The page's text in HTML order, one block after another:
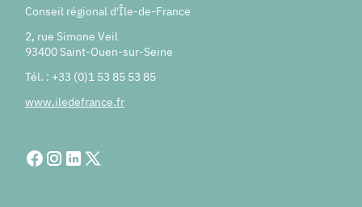
Conseil régional d'Île-de-France
2, rue Simone Veil
93400 Saint-Ouen-sur-Seine
Tél. : +33 (0)1 53 85 53 85
www.iledefrance.fr